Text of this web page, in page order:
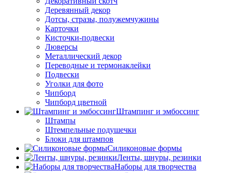
Деревянный декор
Дотсы, стразы, полужемчужины
Карточки
Кисточки-подвески
Люверсы
Металлический декор
Переводные и термонаклейки
Подвески
Уголки для фото
Чипборд
Чипборд цветной
Штампинг и эмбоссинг
Штампы
Штемпельные подушечки
Блоки для штампов
Силиконовые формы
Ленты, шнуры, резинки
Наборы для творчества